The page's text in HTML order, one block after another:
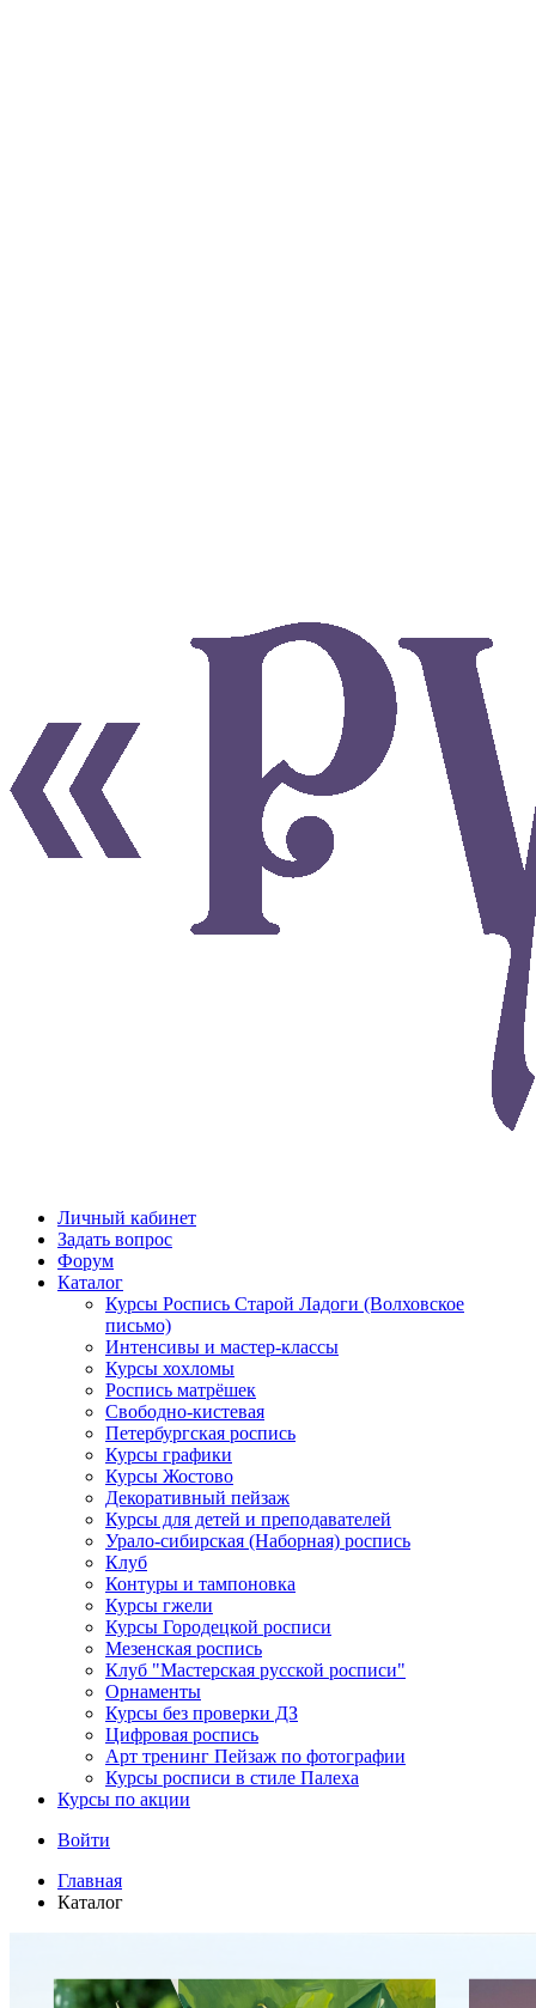
Личный кабинет
Задать вопрос
Форум
Каталог
Курсы Роспись Старой Ладоги (Волховское
письмо)
Интенсивы и мастер-классы
Курсы хохломы
Роспись матрёшек
Свободно-кистевая
Петербургская роспись
Курсы графики
Курсы Жостово
Декоративный пейзаж
Курсы для детей и преподавателей
Урало-сибирская (Наборная) роспись
Клуб
Контуры и тампоновка
Курсы гжели
Курсы Городецкой росписи
Мезенская роспись
Клуб "Мастерская русской росписи"
Орнаменты
Курсы без проверки ДЗ
Цифровая роспись
Арт тренинг Пейзаж по фотографии
Курсы росписи в стиле Палеха
Курсы по акции
Войти
Главная
Каталог